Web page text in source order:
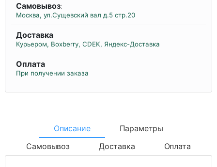
Самовывоз:
Москва, ул.Сущевский вал д.5 стр.20
Доставка
Курьером, Boxberry, CDEK, Яндекс-Доставка
Оплата
При получении заказа
Описание
Параметры
Самовывоз
Доставка Оплата